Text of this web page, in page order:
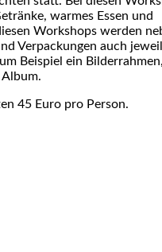
warmes Essen und
Workshops werden
Verpackungen auch
Beispiel ein Bilderrahmen,
45 Euro pro Person.